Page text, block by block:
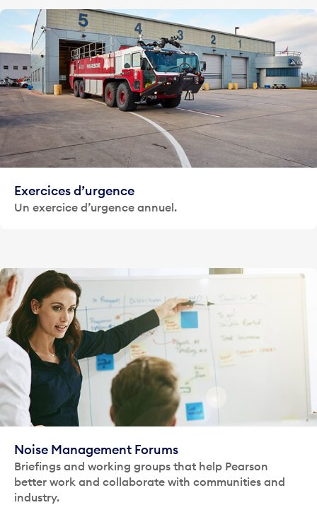
Exercices d’urgence
Un exercice d’urgence annuel.
Noise Management Forums
Briefings and working groups that help Pearson
better work and collaborate with communities and
industry.